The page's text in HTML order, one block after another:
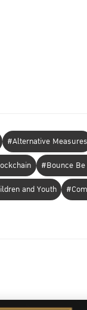
#Alternative Measures
#Bounce Be
and Youth